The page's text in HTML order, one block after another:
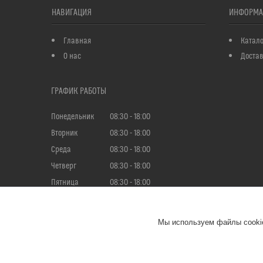
НАВИГАЦИЯ
Главная
О нас
ГРАФИК РАБОТЫ
Понедельник 08:30
18:00
Вторник
08:30
18:00
Среда
08:30
18:00
Четверг
08:30
18:00
Пятница
08:30
18:00
Мы используем файлы